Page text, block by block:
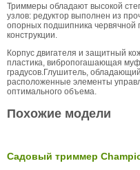
Триммеры обладают высокой
узлов: редуктор выполнен из
опорных подшипника червячной
конструкции.
Корпус двигателя и защитный
пластика, вибропогашающая
градусов.Глушитель,
расположенные элементы
оптимального объема.
Похожие модели
Садовый триммер